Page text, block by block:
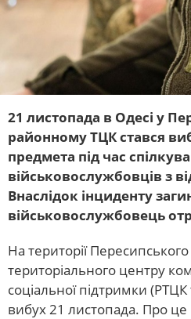
21 листопада в Одесі у
районному ТЦК стався
предмета під час
військовослужбовців з
Внаслідок інциденту
військовослужбовець
На території
територіального центру
соціальної підтримки (РТЦК
вибух 21 листопада. Про